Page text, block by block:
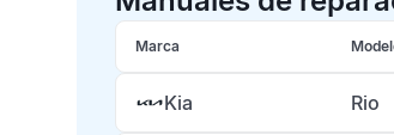
Marca
Kia Rio